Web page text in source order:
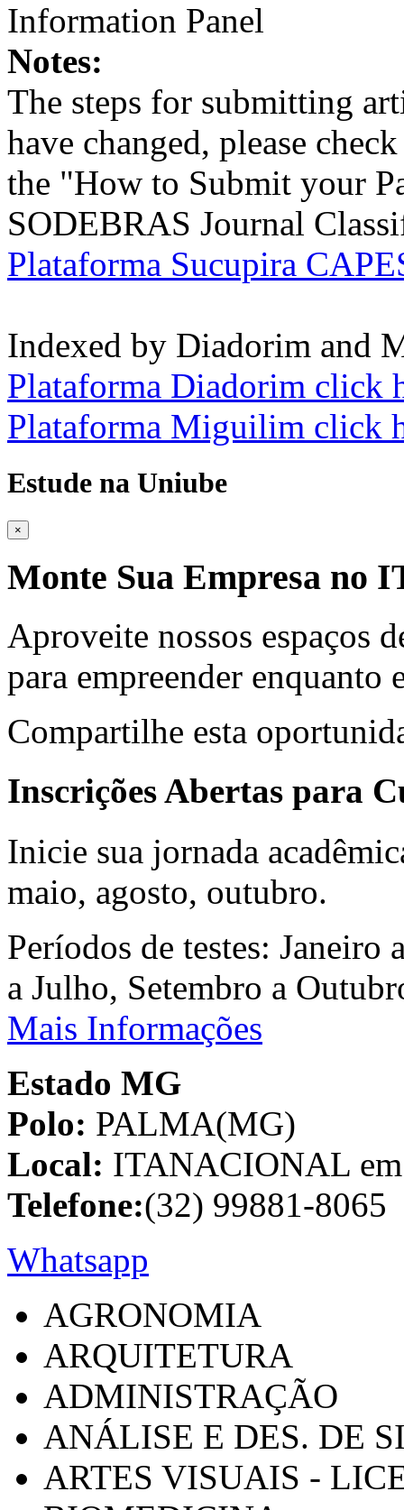
Information Panel
Notes:
The steps for submitting
have changed, please
the "How to Submit your
SODEBRAS Journal
Plataforma Sucupira
Indexed by Diadorim and
Plataforma Diadorim click
Plataforma Miguilim click
Estude na Uniube
×
Monte Sua Empresa no
Aproveite nossos espaços
para empreender enquanto
Compartilhe esta
Inscrições Abertas para
Inicie sua jornada
maio, agosto, outubro.
Períodos de testes:
a Julho, Setembro a
Mais Informações
Estado MG
Polo: PALMA(MG)
Local: ITANACIONAL
Telefone:(32) 99881-8065
Whatsapp
AGRONOMIA
ARQUITETURA
ADMINISTRAÇÃO
ANÁLISE E DES. DE
ARTES VISUAIS -